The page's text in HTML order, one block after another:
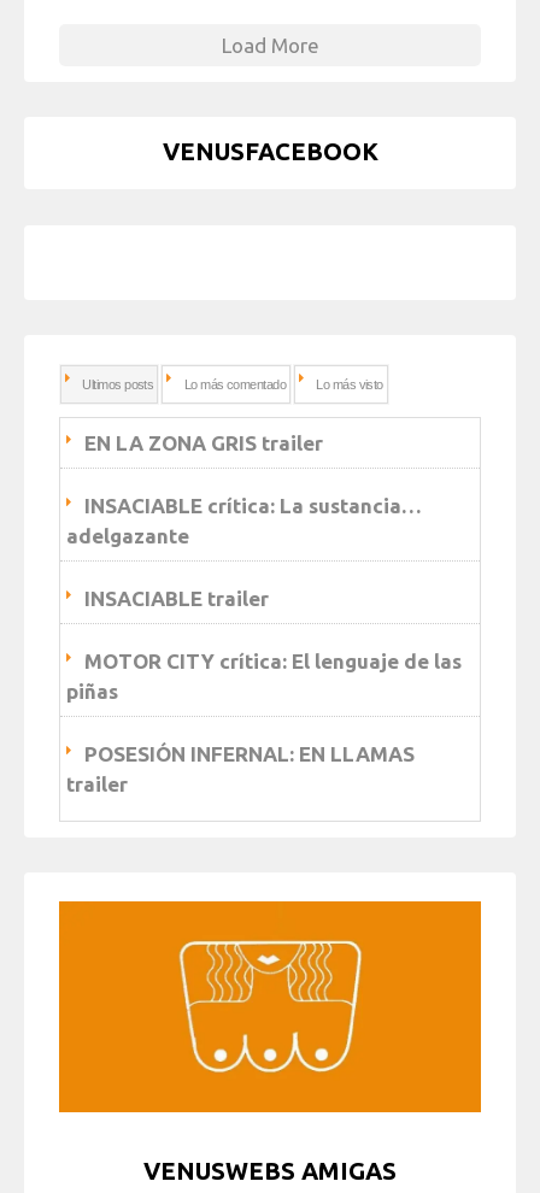
Load More
VENUSFACEBOOK
Ultimos posts Lo más comentado Lo más visto
EN LA ZONA GRIS trailer
INSACIABLE crítica: La sustancia…
adelgazante
INSACIABLE trailer
MOTOR CITY crítica: El lenguaje de las
piñas
POSESIÓN INFERNAL: EN LLAMAS
trailer
VENUSWEBS AMIGAS